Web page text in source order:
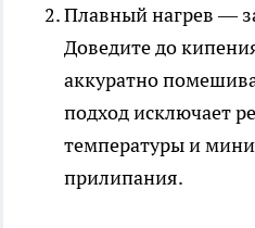
Плавный нагрев —
Доведите до
аккуратно
подход исключает
температуры и
прилипания.